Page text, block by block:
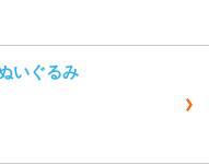
いぐるみ